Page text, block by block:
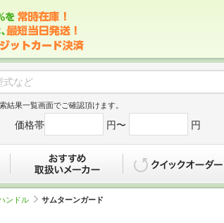
結果一覧画面でご確認頂けます。
価格帯 円〜 円
ンドル サムターンガード